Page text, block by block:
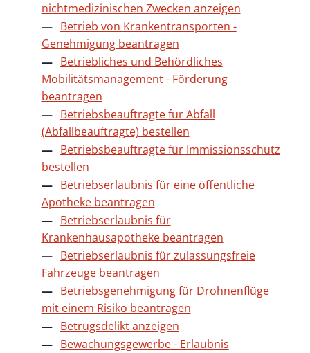
nichtmedizinischen Zwecken anzeigen
Betrieb von Krankentransporten -
Genehmigung beantragen
Betriebliches und Behördliches
Mobilitätsmanagement - Förderung
beantragen
Betriebsbeauftragte für Abfall
(Abfallbeauftragte) bestellen
Betriebsbeauftragte für Immissionsschutz
bestellen
Betriebserlaubnis für eine öffentliche
Apotheke beantragen
Betriebserlaubnis für
Krankenhausapotheke beantragen
Betriebserlaubnis für zulassungsfreie
Fahrzeuge beantragen
Betriebsgenehmigung für Drohnenflüge
mit einem Risiko beantragen
Betrugsdelikt anzeigen
Bewachungsgewerbe - Erlaubnis